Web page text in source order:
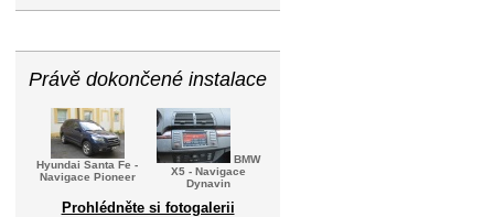
Právě dokončené instalace
Hyundai Santa Fe -
Navigace Pioneer
BMW
X5 - Navigace
Dynavin
Prohlédněte si fotogalerii